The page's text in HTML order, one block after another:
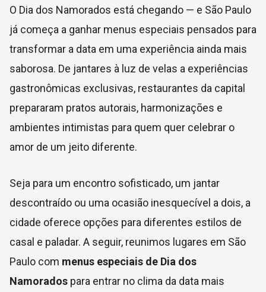
O Dia dos Namorados está chegando — e São Paulo
já começa a ganhar menus especiais pensados para
transformar a data em uma experiência ainda mais
saborosa. De jantares à luz de velas a experiências
gastronômicas exclusivas, restaurantes da capital
prepararam pratos autorais, harmonizações e
ambientes intimistas para quem quer celebrar o
amor de um jeito diferente.
Seja para um encontro sofisticado, um jantar
descontraído ou uma ocasião inesquecível a dois, a
cidade oferece opções para diferentes estilos de
casal e paladar. A seguir, reunimos lugares em São
Paulo com menus especiais de Dia dos
Namorados para entrar no clima da data mais